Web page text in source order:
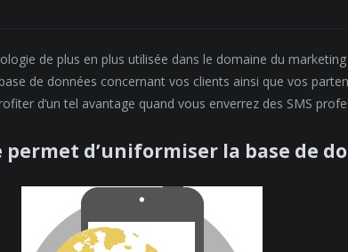
de plus en plus utilisée dans le domaine du
de données concernant vos clients ainsi que vos
d’un tel avantage quand vous enverrez des SMS
d’uniformiser la base de